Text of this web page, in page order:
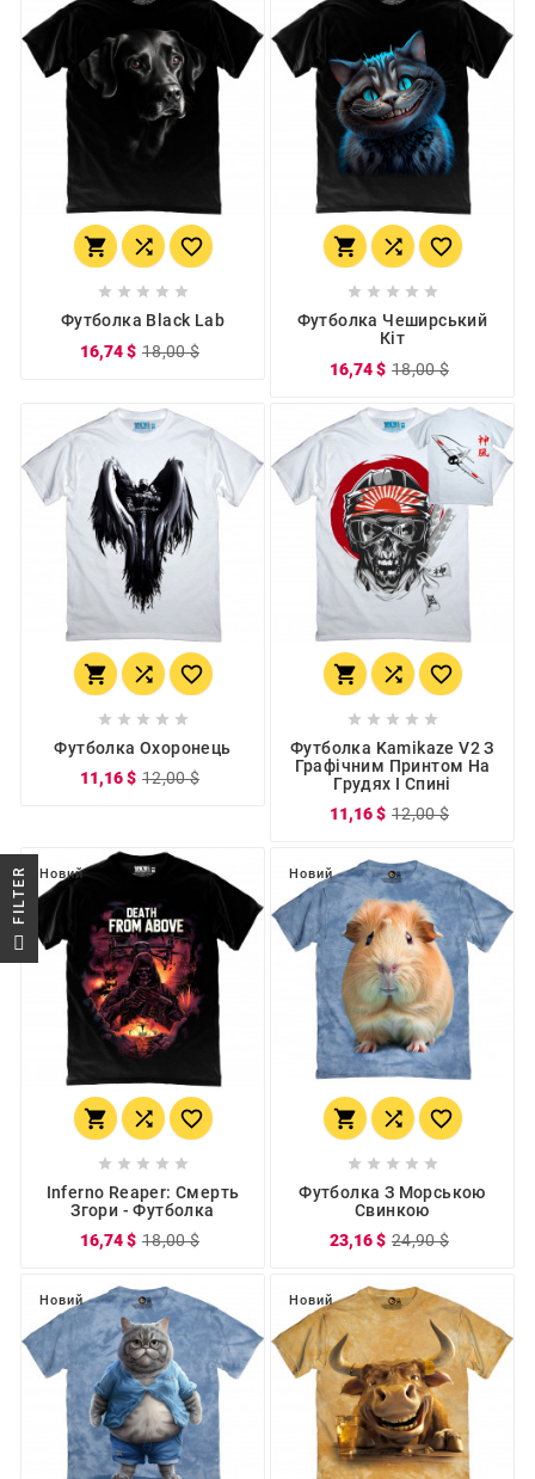
  
    
Футболка Black Lab
16,74 $ 18,00 $
  
    
Футболка Чеширський
Кіт
16,74 $ 18,00 $
  
    
Футболка Охоронець
11,16 $ 12,00 $
  
    
Футболка Kamikaze V2 З
Графічним Принтом На
Грудях І Спині
11,16 $ 12,00 $
Новий
  
    
Inferno Reaper: Смерть
Згори - Футболка
16,74 $ 18,00 $
Новий
  
    
Футболка З Морською
Свинкою
23,16 $ 24,90 $
Новий Новий
R